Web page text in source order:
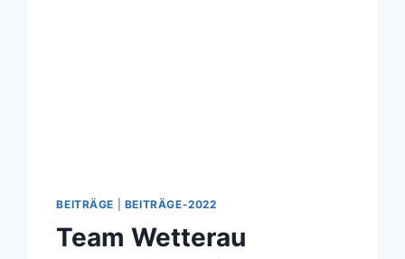
BEITRÄGE BEITRÄGE-2022
Team Wetterau